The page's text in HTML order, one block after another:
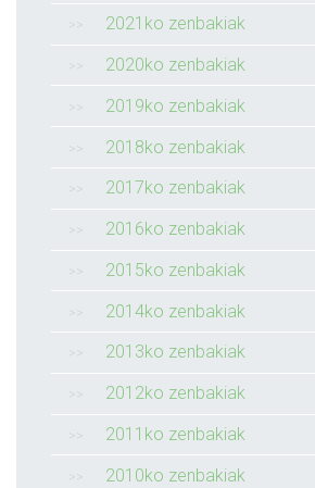
2021ko zenbakiak
2020ko zenbakiak
2019ko zenbakiak
2018ko zenbakiak
2017ko zenbakiak
2016ko zenbakiak
2015ko zenbakiak
2014ko zenbakiak
2013ko zenbakiak
2012ko zenbakiak
2011ko zenbakiak
2010ko zenbakiak